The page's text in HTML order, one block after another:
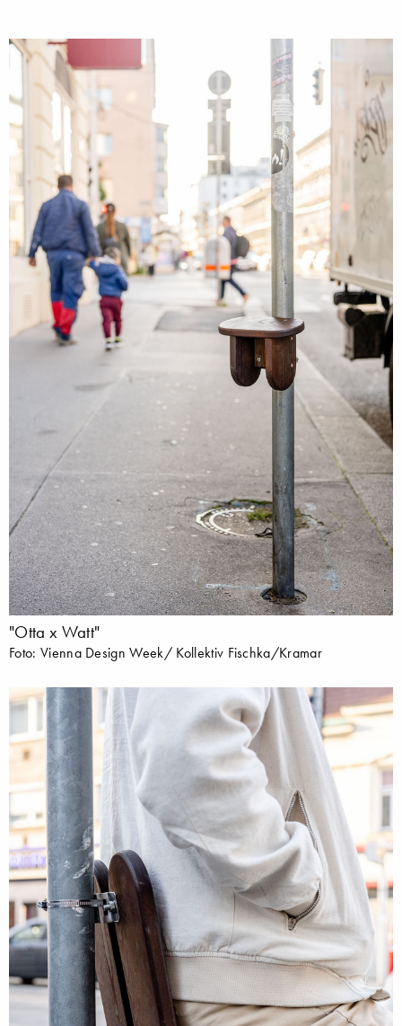
"Otta x Watt"
Foto: Vienna Design Week/ Kollektiv Fischka/Kramar